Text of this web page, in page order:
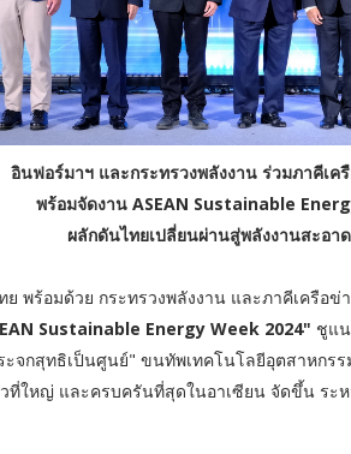
อินฟอร์มาฯ และกระทรวงพลังงาน ร่วมภาคีเค
พร้อมจัดงาน ASEAN Sustainable
ผลักดันไทยเปลี่ยนผ่านสู่พลังงานสะอา
ย พร้อมด้วย กระทรวงพลังงาน และภาคีเครือ
Sustainable Energy Week 2024" ชูแ
ะจกสุทธิเป็นศูนย์" ขนทัพเทคโนโลยีอุตสาหกร
ที่ใหญ่ และครบครันที่สุดในอาเซียน จัดขึ้น ระ